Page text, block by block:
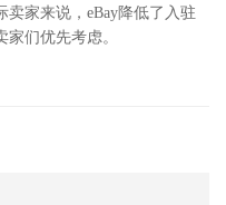
家来说，eBay降低了入驻
们优先考虑。